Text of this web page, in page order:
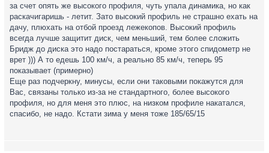
за счет опять же высокого профиля, чуть упала динамика, но как
раскачигаришь - летит. Зато высокий профиль не страшно ехать на
дачу, плюхать на отбой проезд лежекопов. Высокий профиль
всегда лучше защитит диск, чем меньший, тем более сложить
Бридж до диска это надо постараться, кроме этого спидометр не
врет ))) А то едешь 100 км/ч, а реально 85 км/ч, теперь 95
показывает (примерно)
Еще раз подчеркну, минусы, если они таковыми покажутся для
Вас, связаны только из-за не стандартного, более высокого
профиля, но для меня это плюс, на низком профиле накатался,
спасибо, не надо. Кстати зима у меня тоже 185/65/15